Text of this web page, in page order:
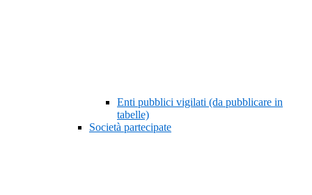
Enti pubblici vigilati (da pubblicare in
tabelle)
Società partecipate